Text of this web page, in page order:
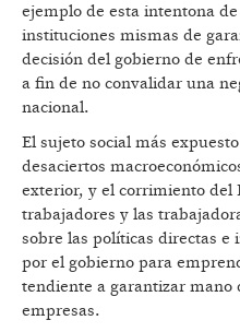
ejemplo de esta intentona
instituciones mismas de
decisión del gobierno de
a fin de no convalidar una
nacional.
El sujeto social más
desaciertos
exterior, y el corrimiento del
trabajadores y las
sobre las políticas directas e
por el gobierno para
tendiente a garantizar mano
empresas.